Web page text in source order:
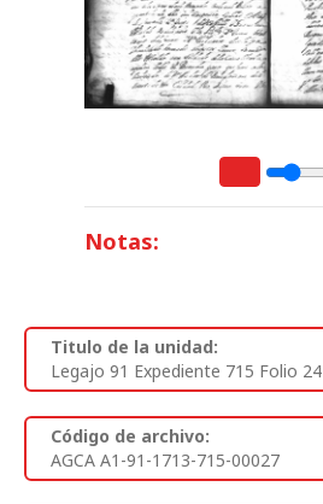
Notas:
Titulo de la unidad:
Legajo 91 Expediente 715 Folio 24
Código de archivo:
AGCA A1-91-1713-715-00027